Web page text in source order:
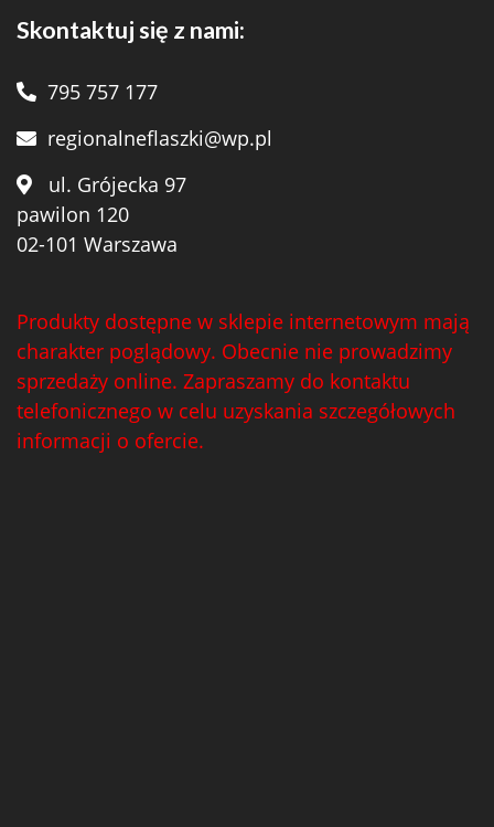
Skontaktuj się z nami:
795 757 177
regionalneflaszki@wp.pl
ul. Grójecka 97
pawilon 120
02-101 Warszawa
Produkty dostępne w sklepie internetowym mają
charakter poglądowy. Obecnie nie prowadzimy
sprzedaży online. Zapraszamy do kontaktu
telefonicznego w celu uzyskania szczegółowych
informacji o ofercie.